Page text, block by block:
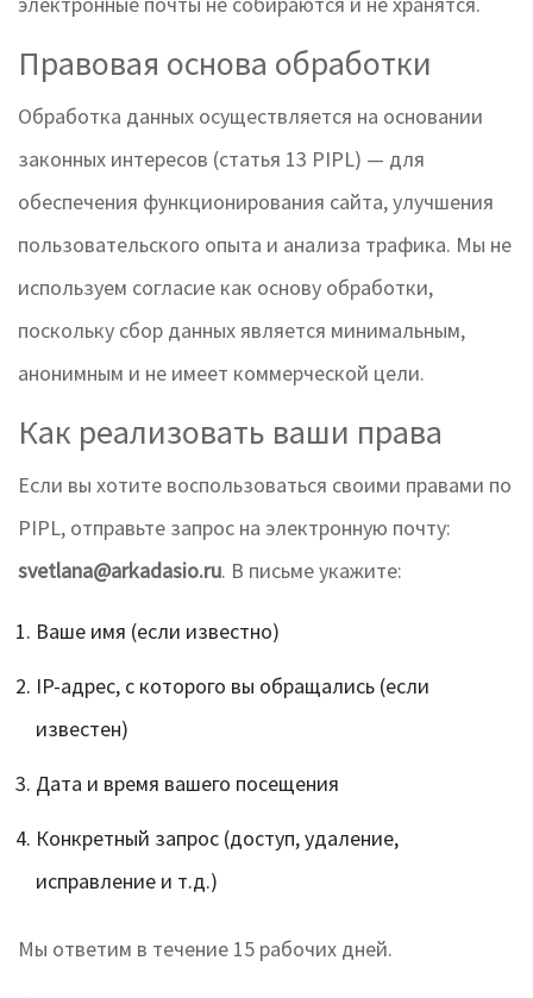
Правовая основа обработки
Обработка данных осуществляется на основании
законных интересов (статья 13 PIPL) — для
обеспечения функционирования сайта, улучшения
пользовательского опыта и анализа трафика. Мы не
используем согласие как основу обработки,
поскольку сбор данных является минимальным,
анонимным и не имеет коммерческой цели.
Как реализовать ваши права
Если вы хотите воспользоваться своими правами по
PIPL, отправьте запрос на электронную почту:
svetlana@arkadasio.ru. В письме укажите:
Ваше имя (если известно)
IP-адрес, с которого вы обращались (если
известен)
Дата и время вашего посещения
Конкретный запрос (доступ, удаление,
исправление и т.д.)
Мы ответим в течение 15 рабочих дней.